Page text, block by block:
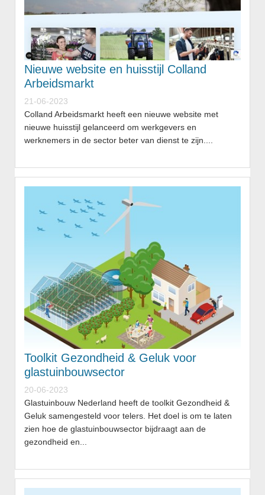
Nieuwe website en huisstijl Colland
Arbeidsmarkt
21-06-2023
Colland Arbeidsmarkt heeft een nieuwe website met
nieuwe huisstijl gelanceerd om werkgevers en
werknemers in de sector beter van dienst te zijn....
Toolkit Gezondheid & Geluk voor
glastuinbouwsector
20-06-2023
Glastuinbouw Nederland heeft de toolkit Gezondheid &
Geluk samengesteld voor telers. Het doel is om te laten
zien hoe de glastuinbouwsector bijdraagt aan de
gezondheid en...